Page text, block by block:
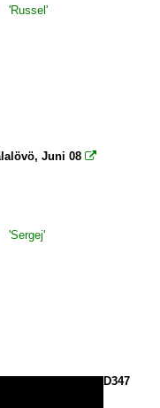
'Russel'
Juni 08 
'Sergej'
Haydn" mit dem D347